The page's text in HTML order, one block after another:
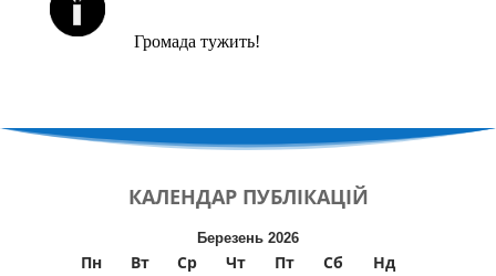
Громада тужить!
КАЛЕНДАР ПУБЛІКАЦІЙ
Березень 2026
Пн Вт Ср Чт Пт Сб
Нд